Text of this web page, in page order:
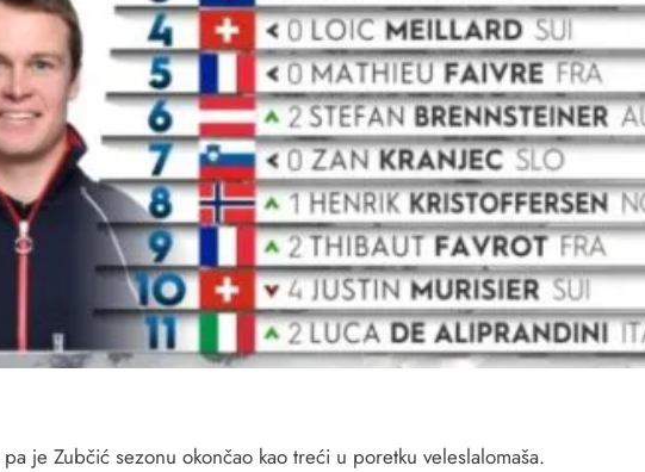
je Zubčić sezonu okončao kao treći u poretku veleslalomaša.